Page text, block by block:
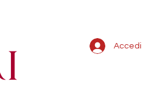
Accedi